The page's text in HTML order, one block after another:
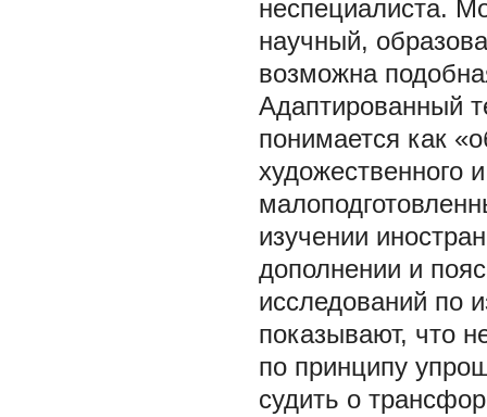
неспециалиста.
научный,
возможна
Адаптированный
понимается как
художественного
изучении
дополнении и
исследований по
показывают, что
по принципу
судить о